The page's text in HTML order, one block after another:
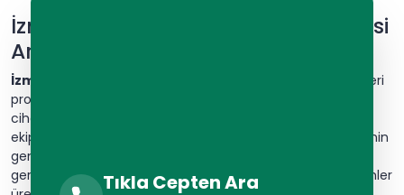
Tıkla Cepten Ara
İzmir Menemen'de Bulaşık Makinesi
Arıza Teşhis ve Tamir Hizmetleri
İzmir Menemen
'de bulaşık makinesi arıza teşhis hizmetleri
profesyonel ekipler tarafından sunulmaktadır. Modern
cihazlarla sorunlar hızlıca tespit edilir.
ekiplerimiz deneyimli ustalardan oluşur. Öncelikle makinenin
genel kontrolü yapılır. Ardından detaylı arıza tespiti
gerçekleştirilir. Her marka bulaşık makinesi için özel çözümler